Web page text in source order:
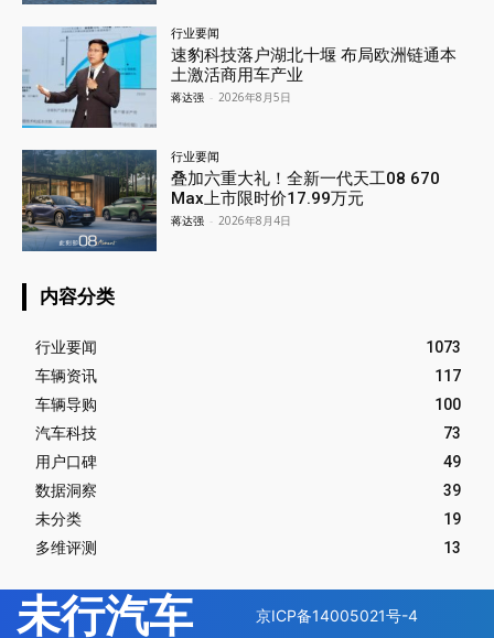
行业要闻
速豹科技落户湖北十堰 布局欧洲链通本
土激活商用车产业
蒋达强 - 2026年8月5日
行业要闻
叠加六重大礼！全新一代天工08 670
Max上市限时价17.99万元
蒋达强 - 2026年8月4日
内容分类
行业要闻
1073
车辆资讯
117
车辆导购
100
汽车科技
73
用户口碑
49
数据洞察
39
未分类
19
多维评测
13
未行汽车 京ICP备14005021号-4